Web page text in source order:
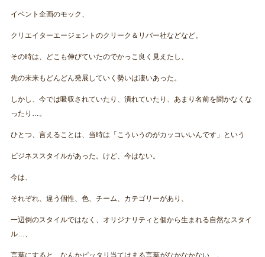
イベント企画のモック、
クリエイターエージェントのクリーク＆リバー社などなど。
その時は、どこも伸びていたのでかっこ良く見えたし、
先の未来もどんどん発展していく勢いは凄いあった。
しかし、今では吸収されていたり、潰れていたり、あまり名前を聞かなくな
ったり…。
ひとつ、言えることは、当時は「こういうのがカッコいいんです」という
ビジネススタイルがあった。けど、今はない。
今は、
それぞれ、違う個性、色、チーム、カテゴリーがあり、
一辺倒のスタイルではなく、オリジナリティと個から生まれる自然なスタイ
ル…、
言葉にすると、なんかピッタリ当てはまる言葉がなかなかない…。